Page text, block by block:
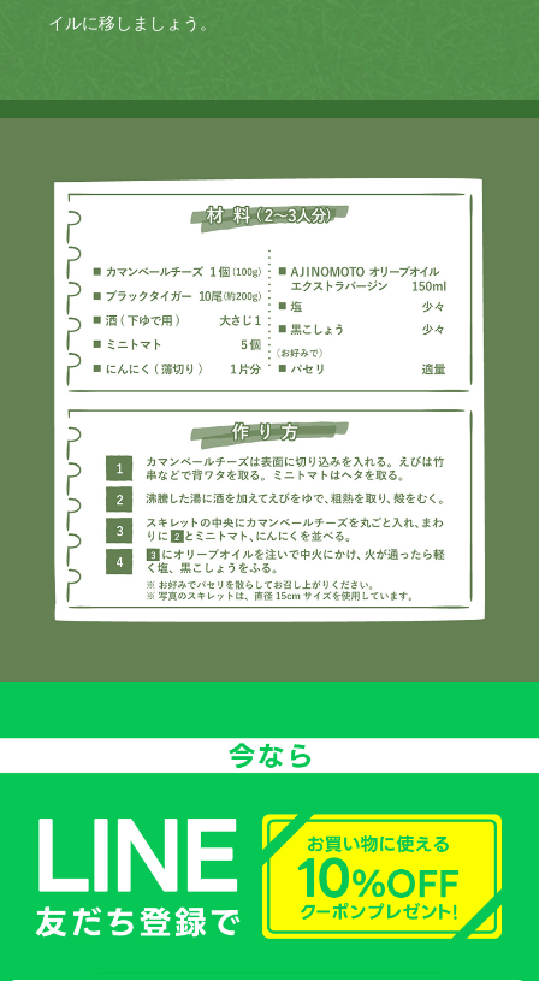
イルに移しましょう。